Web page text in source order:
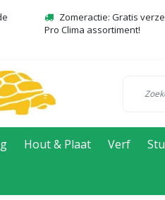
Zomeractie: Gratis
Pro Clima assortiment!
Hout & Plaat Verf